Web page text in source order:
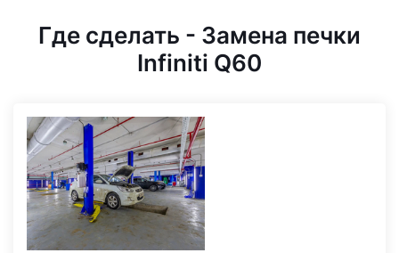
Где сделать - Замена печки
Infiniti Q60